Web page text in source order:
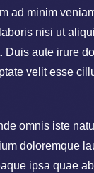
ad minim
nisi ut
Duis aute irure
velit esse
omnis iste
doloremque
ipsa quae